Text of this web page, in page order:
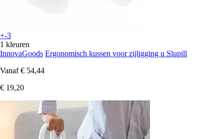
+-3
1 kleuren
InnovaGoods Ergonomisch kussen voor zijligging u Slupill
Vanaf € 54,44
€ 19,20